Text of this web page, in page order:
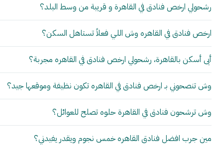
رشحولي ارخص فنادق في القاهرة و قريبة من وسط البلد؟
ارخص فنادق في القاهره وش اللي فعلاً تستاهل السكن؟
أبى أسكن بالقاهرة، رشحولي ارخص فنادق في القاهره مجربة؟
وش تنصحوني بـ ارخص فنادق في القاهره تكون نظيفة وموقعها جيد؟
وش ترشحون فنادق في القاهرة حلوه تصلح للعوائل؟
مين جرب افضل فنادق القاهره خمس نجوم ويقدر يفيدني؟